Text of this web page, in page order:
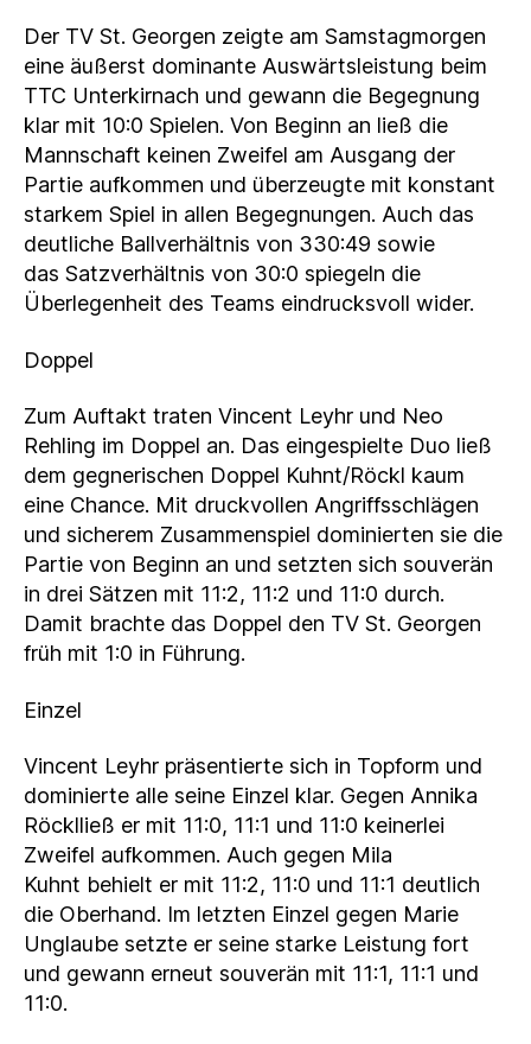
Der TV St. Georgen zeigte am Samstagmorgen
eine äußerst dominante Auswärtsleistung beim
TTC Unterkirnach und gewann die Begegnung
klar mit 10:0 Spielen. Von Beginn an ließ die
Mannschaft keinen Zweifel am Ausgang der
Partie aufkommen und überzeugte mit konstant
starkem Spiel in allen Begegnungen. Auch das
deutliche Ballverhältnis von 330:49 sowie
das Satzverhältnis von 30:0 spiegeln die
Überlegenheit des Teams eindrucksvoll wider.
Doppel
Zum Auftakt traten Vincent Leyhr und Neo
Rehling im Doppel an. Das eingespielte Duo ließ
dem gegnerischen Doppel Kuhnt/Röckl kaum
eine Chance. Mit druckvollen Angriffsschlägen
und sicherem Zusammenspiel dominierten sie die
Partie von Beginn an und setzten sich souverän
in drei Sätzen mit 11:2, 11:2 und 11:0 durch.
Damit brachte das Doppel den TV St. Georgen
früh mit 1:0 in Führung.
Einzel
Vincent Leyhr präsentierte sich in Topform und
dominierte alle seine Einzel klar. Gegen Annika
Röcklließ er mit 11:0, 11:1 und 11:0 keinerlei
Zweifel aufkommen. Auch gegen Mila
Kuhnt behielt er mit 11:2, 11:0 und 11:1 deutlich
die Oberhand. Im letzten Einzel gegen Marie
Unglaube setzte er seine starke Leistung fort
und gewann erneut souverän mit 11:1, 11:1 und
11:0.